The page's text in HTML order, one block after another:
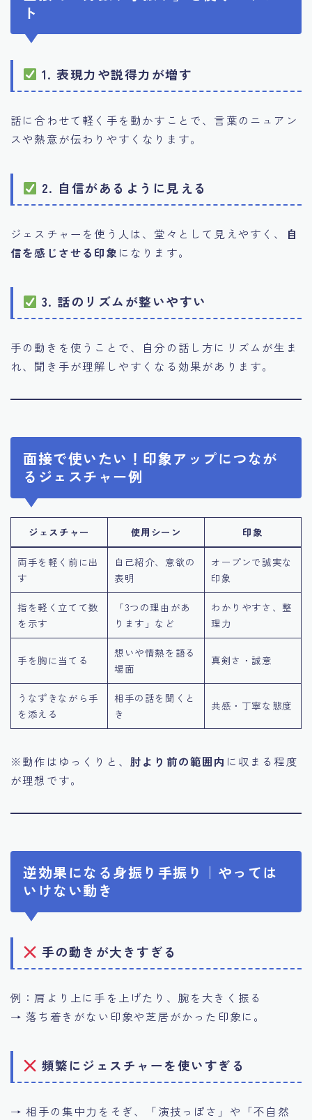
ト
1. 表現力や説得力が増す
話に合わせて軽く手を動かすことで、言葉のニュアン
スや熱意が伝わりやすくなります。
2. 自信があるように見える
ジェスチャーを使う人は、堂々として見えやすく、
自
信を感じさせる印象 になります。
3. 話のリズムが整いやすい
手の動きを使うことで、自分の話し方にリズムが生ま
れ、聞き手が理解しやすくなる効果があります。
面接で使いたい！印象アップにつなが
るジェスチャー例
ジェスチャー 使用シーン 印象
両手を軽く前に出
す
自己紹介、意欲の
表明
オープンで誠実な
印象
指を軽く立てて数
を示す
「3つの理由があ
ります」など
わかりやすさ、整
理力
手を胸に当てる
想いや情熱を語る
場面
真剣さ・誠意
うなずきながら手
を添える
相手の話を聞くと
き
共感・丁寧な態度
※動作はゆっくりと、 肘より前の範囲内 に収まる程度
が理想です。
逆効果になる身振り手振り｜やっては
いけない動き
手の動きが大きすぎる
例：肩より上に手を上げたり、腕を大きく振る
→ 落ち着きがない印象や芝居がかった印象に。
頻繁にジェスチャーを使いすぎる
→ 相手の集中力をそぎ、「演技っぽさ」や「不自然